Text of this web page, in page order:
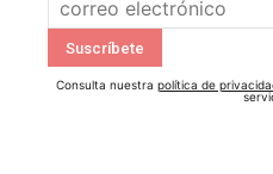
Consulta nuestra política de